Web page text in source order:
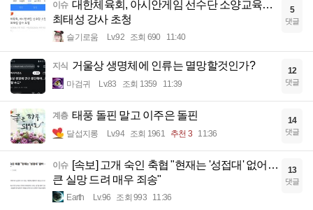
이슈 대한체육회, 아시안게임 선수단 소양교육…
최태성 강사 초청
슬기로움 Lv.92 조회 690 11:40
5
댓글
지식 거울상 생명체에 인류는 멸망할것인가?
마검귀 Lv.83 조회 1359 11:39
12
댓글
계층 태풍 돌핀 말고 이주은 돌핀
달섭지롱 Lv.94 조회 1961 추천 3 11:36
14
댓글
이슈 [속보] 고개 숙인 축협 "현재는 '성접대' 없어…
큰 실망 드려 매우 죄송"
Earth Lv.96 조회 993 11:36
13
댓글